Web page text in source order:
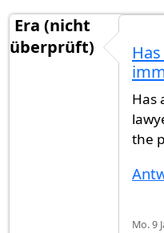
Era (nicht
überprüft)
Has
the
Mo. 9